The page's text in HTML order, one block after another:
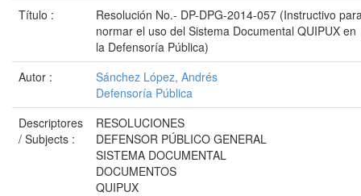
Título :
Resolución No.- DP-DPG-2014-057 (Instructivo
normar el uso del Sistema Documental QUIPUX en
la Defensoría Pública)
Autor :
Sánchez López, Andrés
Defensoría Pública
Descriptores
/ Subjects :
RESOLUCIONES
DEFENSOR PÚBLICO GENERAL
SISTEMA DOCUMENTAL
DOCUMENTOS
QUIPUX